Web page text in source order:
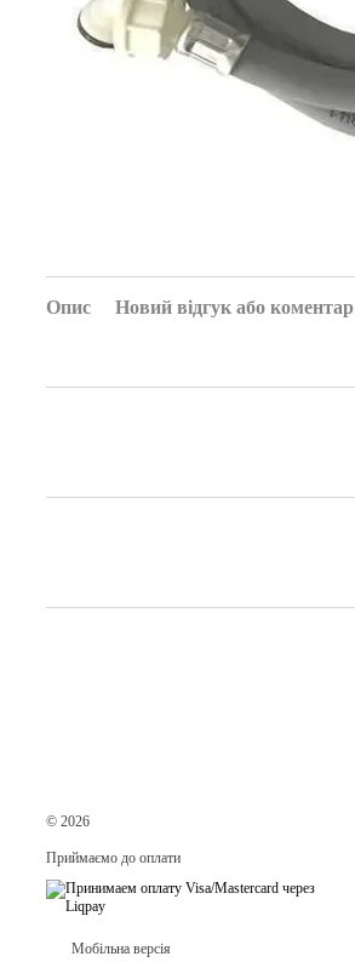
Опис Новий відгук або коментар
© 2026
Приймаємо до оплати
Мобільна версія